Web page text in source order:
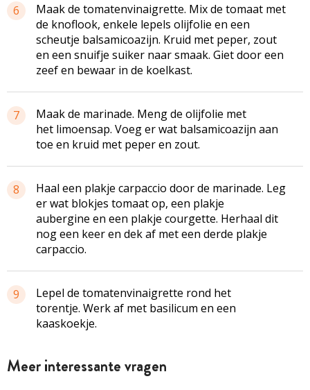
6
Maak de tomatenvinaigrette. Mix de tomaat met
de knoflook, enkele lepels olijfolie en een
scheutje balsamicoazijn. Kruid met peper, zout
en een snuifje suiker naar smaak. Giet door een
zeef en bewaar in de koelkast.
7
Maak de marinade. Meng de olijfolie met
het limoensap. Voeg er wat balsamicoazijn aan
toe en kruid met peper en zout.
8
Haal een plakje carpaccio door de marinade. Leg
er wat blokjes tomaat op, een plakje
aubergine en een plakje courgette. Herhaal dit
nog een keer en dek af met een derde plakje
carpaccio.
9
Lepel de tomatenvinaigrette rond het
torentje. Werk af met basilicum en een
kaaskoekje.
Meer interessante vragen